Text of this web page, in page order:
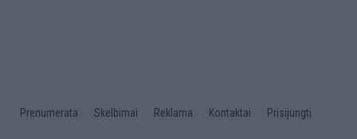
Desktop
Prenumerata Skelbimai Reklama Kontaktai Prisijungti